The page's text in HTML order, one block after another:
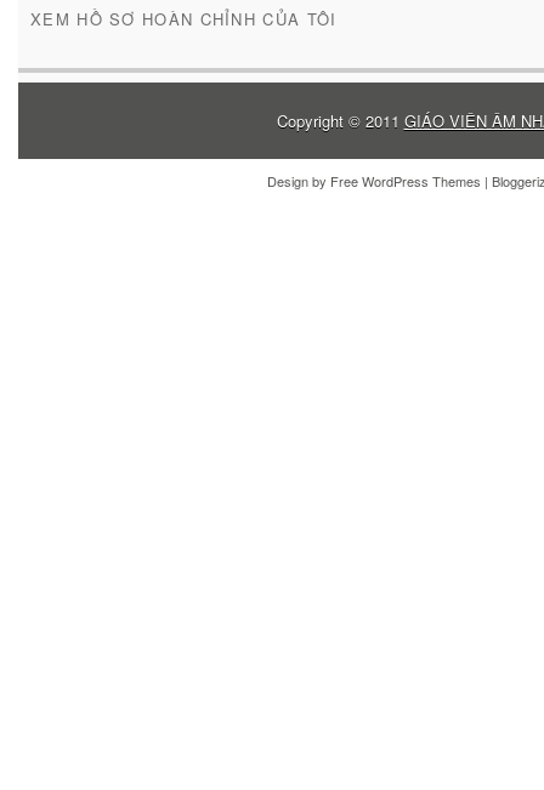
XEM HỒ SƠ HOÀN CHỈNH CỦA TÔI
Copyright © 2011 GIÁO VIÊN ÂM
Design by Free WordPress Themes |